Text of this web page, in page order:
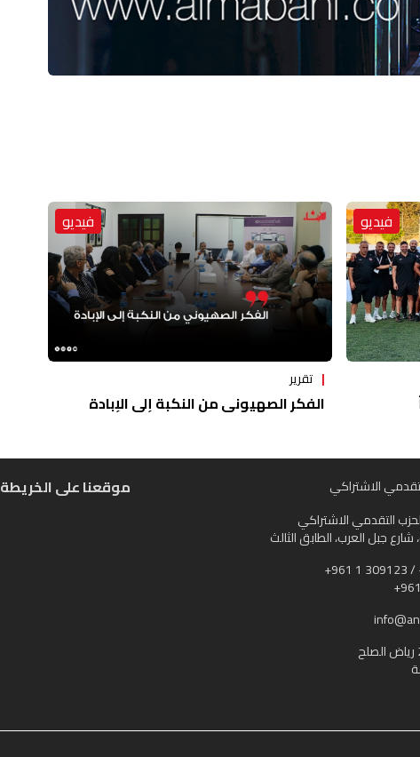
فيديو فيديو
تقرير
الفكر الصهيوني من النكبة إلى الإبادة
الاشتراكي
التقدمي الاشتراكي
جبل العرب، الطابق الثالث
+961 1 309123
موقعنا على الخريطة